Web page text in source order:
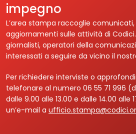
Area Stampa
Contatti
Login
impegno
L’area stampa raccoglie
aggiornamenti sulle attività di
giornalisti, operatori della
interessati a seguire da vicino il
Per richiedere interviste o
telefonare al numero 06 55 71 996
dalle 9.00 alle 13.00 e dalle 14.00 alle
un’e-mail a